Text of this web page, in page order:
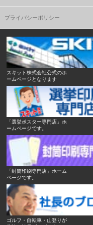
プライバシーポリシー
スキット株式会社公式のホ
ームページとなります
「選挙ポスター専門店」ホ
ームページです。
「封筒印刷専門店」ホーム
ページです。
ゴルフ・自転車・山登りが